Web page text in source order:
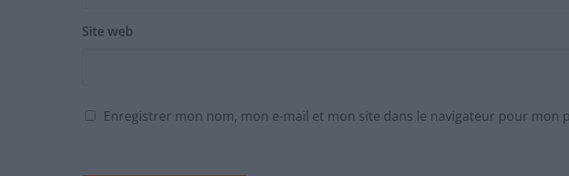
Site web
Enregistrer mon nom, mon e-mail et mon site dans le navigateur pour mon